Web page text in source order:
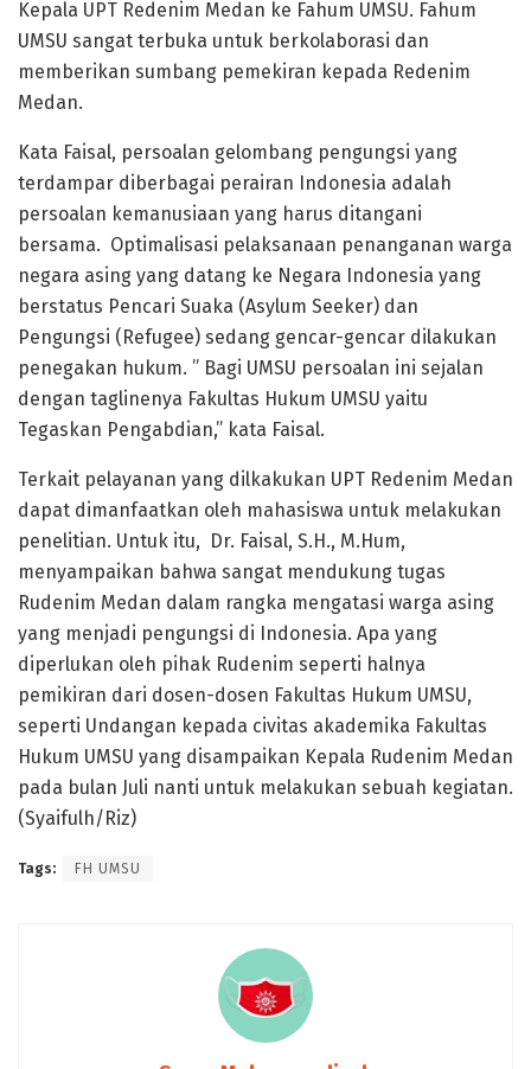
Kepala UPT Redenim Medan ke Fahum UMSU. Fahum
UMSU sangat terbuka untuk berkolaborasi dan
memberikan sumbang pemekiran kepada Redenim
Medan.
Kata Faisal, persoalan gelombang pengungsi yang
terdampar diberbagai perairan Indonesia adalah
persoalan kemanusiaan yang harus ditangani
bersama. Optimalisasi pelaksanaan penanganan warga
negara asing yang datang ke Negara Indonesia yang
berstatus Pencari Suaka (Asylum Seeker) dan
Pengungsi (Refugee) sedang gencar-gencar dilakukan
penegakan hukum. ” Bagi UMSU persoalan ini sejalan
dengan taglinenya Fakultas Hukum UMSU yaitu
Tegaskan Pengabdian,” kata Faisal.
Terkait pelayanan yang dilkakukan UPT Redenim Medan
dapat dimanfaatkan oleh mahasiswa untuk melakukan
penelitian. Untuk itu, Dr. Faisal, S.H., M.Hum,
menyampaikan bahwa sangat mendukung tugas
Rudenim Medan dalam rangka mengatasi warga asing
yang menjadi pengungsi di Indonesia. Apa yang
diperlukan oleh pihak Rudenim seperti halnya
pemikiran dari dosen-dosen Fakultas Hukum UMSU,
seperti Undangan kepada civitas akademika Fakultas
Hukum UMSU yang disampaikan Kepala Rudenim Medan
pada bulan Juli nanti untuk melakukan sebuah kegiatan.
(Syaifulh/Riz)
Tags: FH UMSU